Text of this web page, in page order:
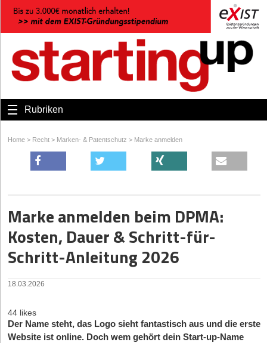
Rubriken
Home > Recht > Marken- & Patentschutz > Marke anmelden
Marke anmelden beim DPMA:
Kosten, Dauer & Schritt-für-
Schritt-Anleitung 2026
18.03.2026
44 likes
Der Name steht, das Logo sieht fantastisch aus und die erste
Website ist online. Doch wem gehört dein Start-up-Name